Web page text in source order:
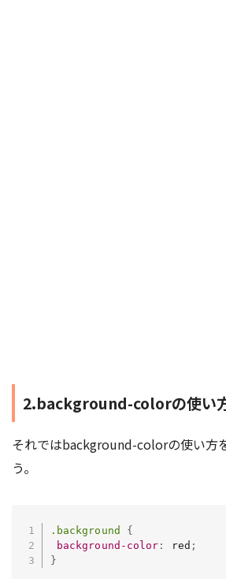
2.background-colorの使い
それではbackground-colorの使い方
う。
.background
{
background-color : red ;
}